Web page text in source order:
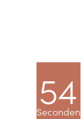
53
Seconden